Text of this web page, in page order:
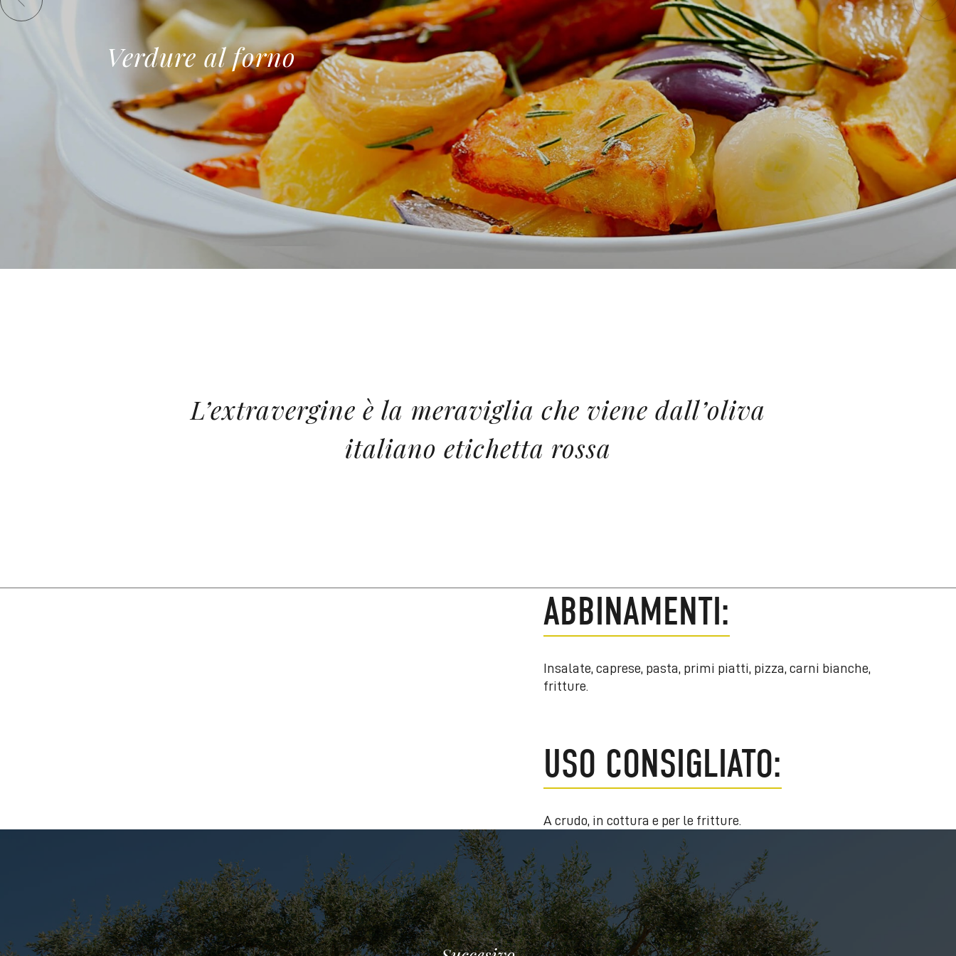
Verdure al forno
L’extravergine è la meraviglia che viene dall’oliva
italiano etichetta rossa
ABBINAMENTI:
Insalate, caprese, pasta, primi piatti, pizza, carni bianche,
fritture.
USO CONSIGLIATO:
A crudo, in cottura e per le fritture.